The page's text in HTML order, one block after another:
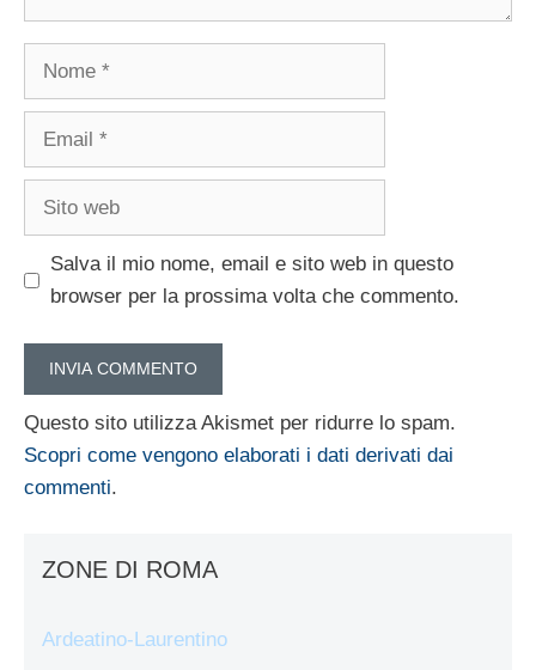
Nome
Email
Sito
Salva il mio nome, email e sito web in questo
browser per la prossima volta che commento.
Questo sito utilizza Akismet per ridurre lo spam.
Scopri come vengono elaborati i dati derivati dai
commenti.
ZONE DI ROMA
Ardeatino-Laurentino